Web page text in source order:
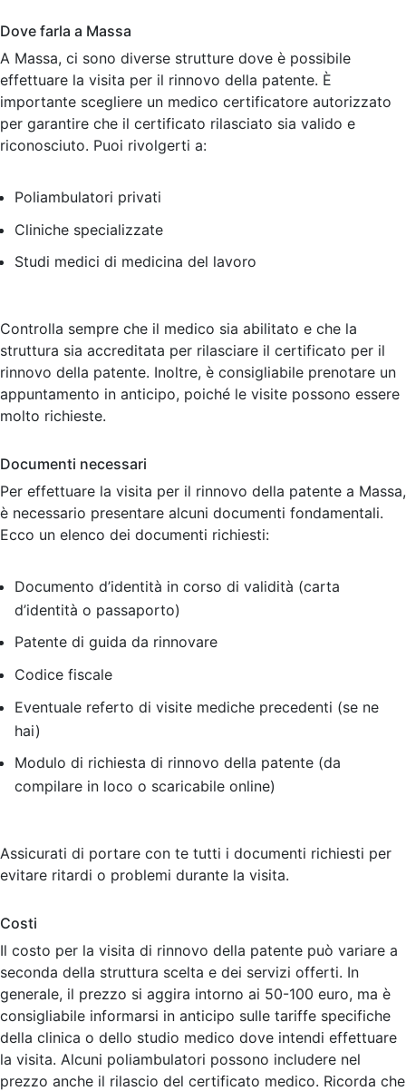
Dove farla a Massa
A Massa, ci sono diverse strutture dove è possibile
effettuare la visita per il rinnovo della patente. È
importante scegliere un medico certificatore autorizzato
per garantire che il certificato rilasciato sia valido e
riconosciuto. Puoi rivolgerti a:
Poliambulatori privati
Cliniche specializzate
Studi medici di medicina del lavoro
Controlla sempre che il medico sia abilitato e che la
struttura sia accreditata per rilasciare il certificato per il
rinnovo della patente. Inoltre, è consigliabile prenotare un
appuntamento in anticipo, poiché le visite possono essere
molto richieste.
Documenti necessari
Per effettuare la visita per il rinnovo della patente a Massa,
è necessario presentare alcuni documenti fondamentali.
Ecco un elenco dei documenti richiesti:
Documento d’identità in corso di validità (carta
d’identità o passaporto)
Patente di guida da rinnovare
Codice fiscale
Eventuale referto di visite mediche precedenti (se ne
hai)
Modulo di richiesta di rinnovo della patente (da
compilare in loco o scaricabile online)
Assicurati di portare con te tutti i documenti richiesti per
evitare ritardi o problemi durante la visita.
Costi
Il costo per la visita di rinnovo della patente può variare a
seconda della struttura scelta e dei servizi offerti. In
generale, il prezzo si aggira intorno ai 50-100 euro, ma è
consigliabile informarsi in anticipo sulle tariffe specifiche
della clinica o dello studio medico dove intendi effettuare
la visita. Alcuni poliambulatori possono includere nel
prezzo anche il rilascio del certificato medico. Ricorda che